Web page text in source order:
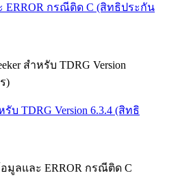
กรณีติด C (สิทธิประกัน
บ TDRG Version 6.3.4 (สิทธิ